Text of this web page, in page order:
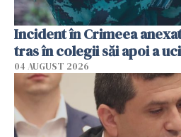
Incident în Crimeea
tras în colegii săi apoi a
04 AUGUST 2026